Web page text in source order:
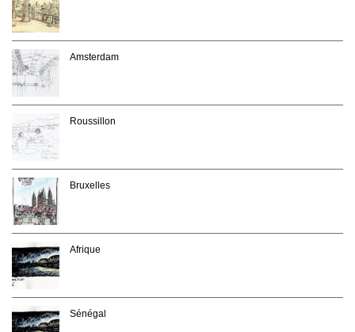
Amsterdam
Roussillon
Bruxelles
Afrique
Sénégal